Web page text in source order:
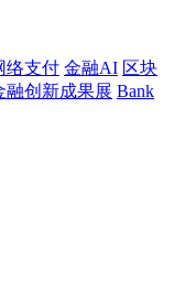
络支付 金融AI 区块
融创新成果展 Bank